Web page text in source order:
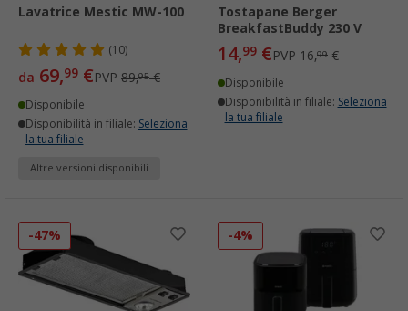
Lavatrice Mestic MW-100
(10)
da 69,99 €PVP 89,95€
Disponibile
Disponibilità in filiale: Seleziona
la tua filiale
Altre versioni disponibili
Tostapane Berger
BreakfastBuddy 230 V
14,99 €PVP 16,99€
Disponibile
Disponibilità in filiale: Seleziona
la tua filiale
-47% -4%